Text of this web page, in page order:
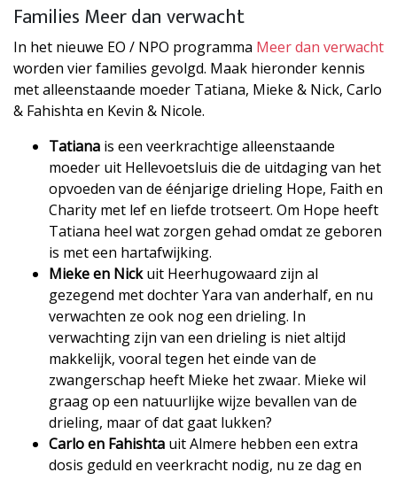
Families Meer dan verwacht
In het nieuwe EO / NPO programma Meer dan verwacht
worden vier families gevolgd. Maak hieronder kennis
met alleenstaande moeder Tatiana, Mieke & Nick, Carlo
& Fahishta en Kevin & Nicole.
Tatiana is een veerkrachtige alleenstaande
moeder uit Hellevoetsluis die de uitdaging van het
opvoeden van de éénjarige drieling Hope, Faith en
Charity met lef en liefde trotseert. Om Hope heeft
Tatiana heel wat zorgen gehad omdat ze geboren
is met een hartafwijking.
Mieke en Nickuit Heerhugowaard zijn al
gezegend met dochter Yara van anderhalf, en nu
verwachten ze ook nog een drieling. In
verwachting zijn van een drieling is niet altijd
makkelijk, vooral tegen het einde van de
zwangerschap heeft Mieke het zwaar. Mieke wil
graag op een natuurlijke wijze bevallen van de
drieling, maar of dat gaat lukken?
Carlo en Fahishta uit Almere hebben een extra
dosis geduld en veerkracht nodig, nu ze dag en